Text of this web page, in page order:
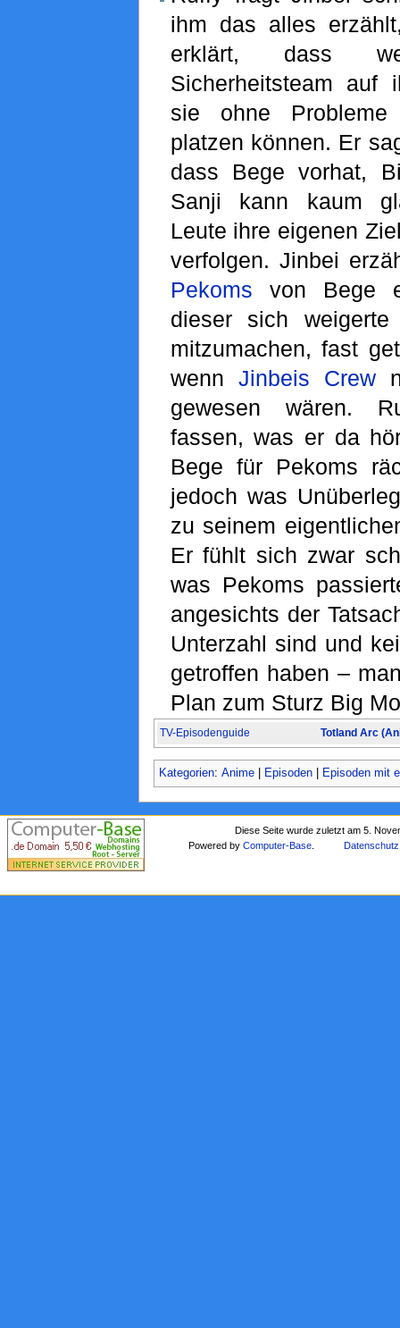
ihm das alles
erklärt, dass
Sicherheitsteam auf
sie ohne
platzen können. Er
dass Bege vorhat,
Sanji kann kaum
Leute ihre eigenen
verfolgen. Jinbei
Pekoms von Bege
dieser sich
mitzumachen, fast
wenn Jinbeis Crew
gewesen wären.
fassen, was er da
Bege für Pekoms
jedoch was
zu seinem
Er fühlt sich zwar
was Pekoms
angesichts der
Unterzahl sind und
getroffen haben –
Plan zum Sturz Big
TV-Episodenguide Totland Arc
Kategorien: Anime| Episoden| Episoden mit
Diese Seite wurde zuletzt am 5.
Powered byComputer-Base Datenschutz